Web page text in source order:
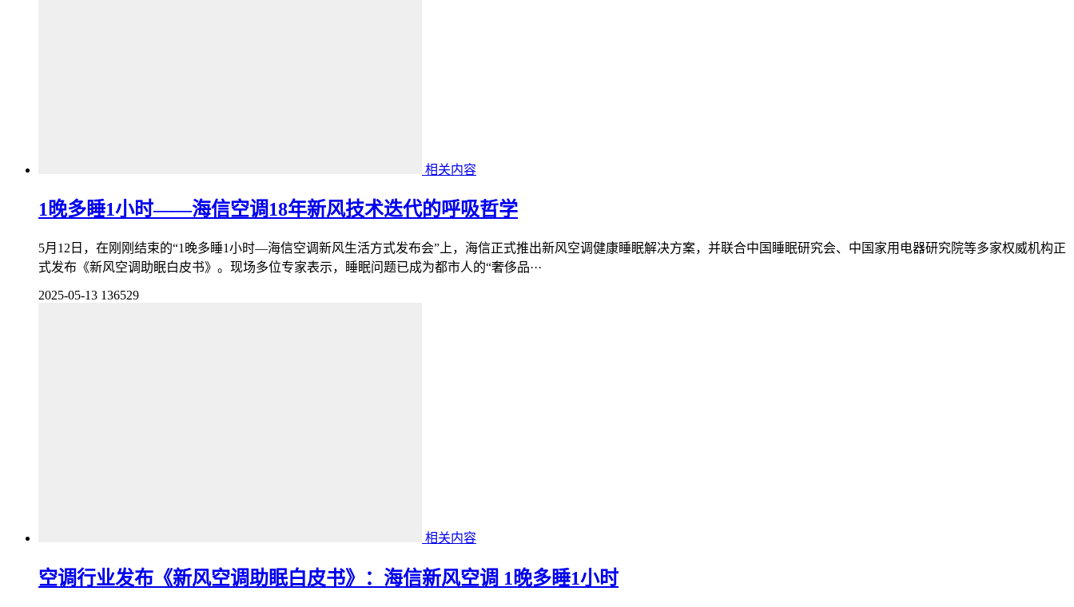
相关内容
1晚多睡1小时——海信空调18年新风技术迭代的呼吸哲学
5月12日，在刚刚结束的“1晚多睡1小时—海信空调新风生活方式发布会”上，海信正式推出新风空调健康睡眠解决方案，并联合中国睡眠研究会、中国家用电器研究院等多家权威机构正
式发布《新风空调助眠白皮书》。现场多位专家表示，睡眠问题已成为都市人的“奢侈品···
2025-05-13 136529
相关内容
空调行业发布《新风空调助眠白皮书》：海信新风空调 1晚多睡1小时